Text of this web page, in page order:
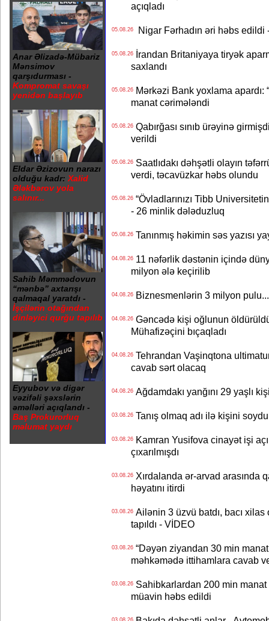
Anar Əlizadə-Mübariz
Mənsimov
qarşıdurması -
Kompromat savaşı
yenidən başlayıb
Eldar Əzizovun narazı
olduğu kadr: Xalid
Ələkbərov yola
salınır...
Sahib Məmmədovun
“mənbə” axtarışı
qalmaqal yaratdı -
İşçilərin otağından
dinləyici qurğu tapılıb
Eyyubov və digər
vəzifəli şəxslərin
əməlləri açıqlandı -
Baş Prokurorluq
məlumat yaydı
açıqladı
05.08.26Nigar Fərhadın əri həbs edildi
05.08.26İrandan Britaniyaya tiryək
saxlandı
05.08.26Mərkəzi Bank yoxlama apardı:
manat cərimələndi
05.08.26Qabırğası sınıb ürəyinə
verildi
05.08.26Saatlıdakı dəhşətli olayın
verdi, təcavüzkar həbs olundu
05.08.26“Övladlarınızı Tibb
- 26 minlik dələduzluq
05.08.26Tanınmış həkimin səs yazısı
04.08.2611 nəfərlik dəstənin içində
milyon ələ keçirilib
04.08.26Biznesmenlərin 3 milyon
04.08.26Gəncədə kişi oğlunun
Mühafizəçini bıçaqladı
04.08.26Tehrandan Vaşinqtona
cavab sərt olacaq
04.08.26Ağdamdakı yanğını 29 yaşlı
03.08.26Tanış olmaq adı ilə kişini
03.08.26Kamran Yusifova cinayət işi
çıxarılmışdı
03.08.26Xırdalanda ər-arvad arasında
həyatını itirdi
03.08.26Ailənin 3 üzvü batdı, bacı xilas
tapıldı - VİDEO
03.08.26“Dəyən ziyandan 30 min
məhkəmədə ittihamlara cavab
03.08.26Sahibkarlardan 200 min manat
müavin həbs edildi
03.08.26